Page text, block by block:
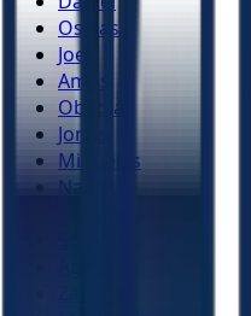
Oséias
Joel
Amós
Obadias
Jonas
Miquéias
Naum